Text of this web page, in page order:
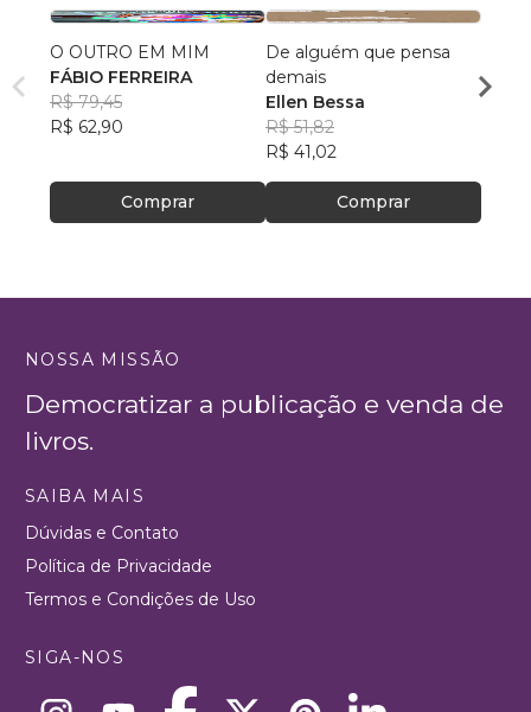
O OUTRO EM MIM
FÁBIO FERREIRA
R$ 79,45
R$ 62,90
Comprar
De alguém que pensa
demais
Ellen Bessa
R$ 51,82
R$ 41,02
Comprar
das
NOSSA MISSÃO
Democratizar a publicação e venda de
livros.
SAIBA MAIS
Dúvidas e Contato
Política de Privacidade
Termos e Condições de Uso
SIGA-NOS